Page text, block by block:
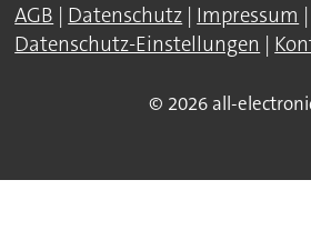
AGB | Datenschutz | Impressum |
Datenschutz-Einstellungen |
© 2026 all-